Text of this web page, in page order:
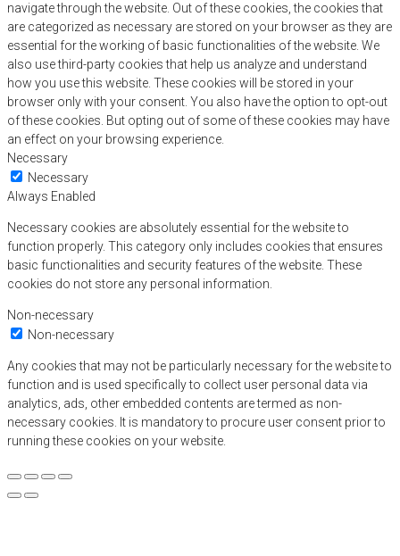
navigate through the website. Out of these cookies, the cookies that
are categorized as necessary are stored on your browser as they are
essential for the working of basic functionalities of the website. We
also use third-party cookies that help us analyze and understand
how you use this website. These cookies will be stored in your
browser only with your consent. You also have the option to opt-out
of these cookies. But opting out of some of these cookies may have
an effect on your browsing experience.
Necessary
Necessary
Always Enabled
Necessary cookies are absolutely essential for the website to
function properly. This category only includes cookies that ensures
basic functionalities and security features of the website. These
cookies do not store any personal information.
Non-necessary
Non-necessary
Any cookies that may not be particularly necessary for the website to
function and is used specifically to collect user personal data via
analytics, ads, other embedded contents are termed as non-
necessary cookies. It is mandatory to procure user consent prior to
running these cookies on your website.